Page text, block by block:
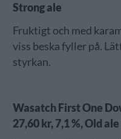
Strong ale
Fruktigt och med
viss beska fyller på.
styrkan.
Wasatch First One
27,60 kr, 7,1 %, Old ale